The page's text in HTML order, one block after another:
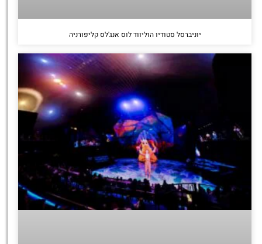
יוניברסל סטודיו הוליווד לוס אנג'לס קליפורניה